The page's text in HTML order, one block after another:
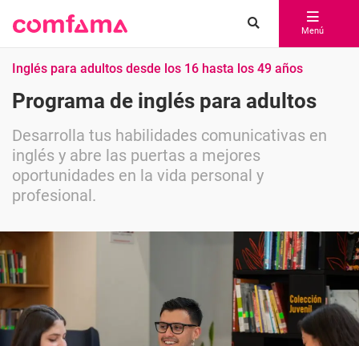
Menú
Inglés para adultos desde los 16 hasta los 49 años
Programa de inglés para adultos
Desarrolla tus habilidades comunicativas en
inglés y abre las puertas a mejores
oportunidades en la vida personal y
profesional.
Compartir